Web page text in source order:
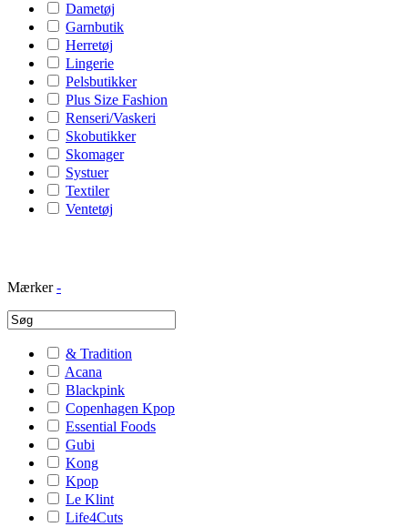
Dametøj
Garnbutik
Herretøj
Lingerie
Pelsbutikker
Plus Size Fashion
Renseri/Vaskeri
Skobutikker
Skomager
Systuer
Textiler
Ventetøj
Mærker -
& Tradition
Acana
Blackpink
Copenhagen Kpop
Essential Foods
Gubi
Kong
Kpop
Le Klint
Life4Cuts